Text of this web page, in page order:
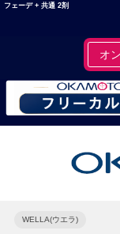
フェーデ + 共通 2剤
オ
WELLA(ウエラ)